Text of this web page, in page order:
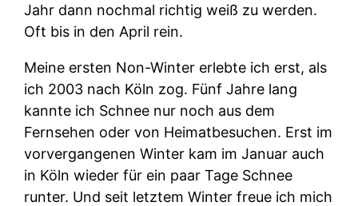
Jahr dann nochmal richtig weiß zu werden.
Oft bis in den April rein.
Meine ersten Non-Winter erlebte ich erst, als
ich 2003 nach Köln zog. Fünf Jahre lang
kannte ich Schnee nur noch aus dem
Fernsehen oder von Heimatbesuchen. Erst im
vorvergangenen Winter kam im Januar auch
in Köln wieder für ein paar Tage Schnee
runter. Und seit letztem Winter freue ich mich